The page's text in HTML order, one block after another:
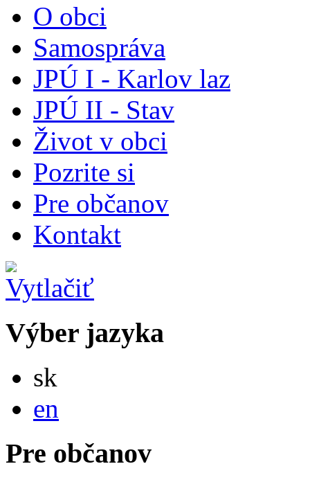
O obci
Samospráva
JPÚ I - Karlov laz
JPÚ II - Stav
Život v obci
Pozrite si
Pre občanov
Kontakt
Výber jazyka
sk
en
Pre občanov